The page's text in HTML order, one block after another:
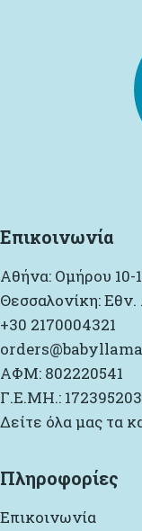
Επικοινωνία
Αθήνα: Ομήρου 10-
Θεσσαλονίκη: Εθν.
+30 2170004321
ΑΦΜ: 802220541
Γ.Ε.ΜΗ.:
Δείτε όλα μας τα
Πληροφορίες
Επικοινωνία